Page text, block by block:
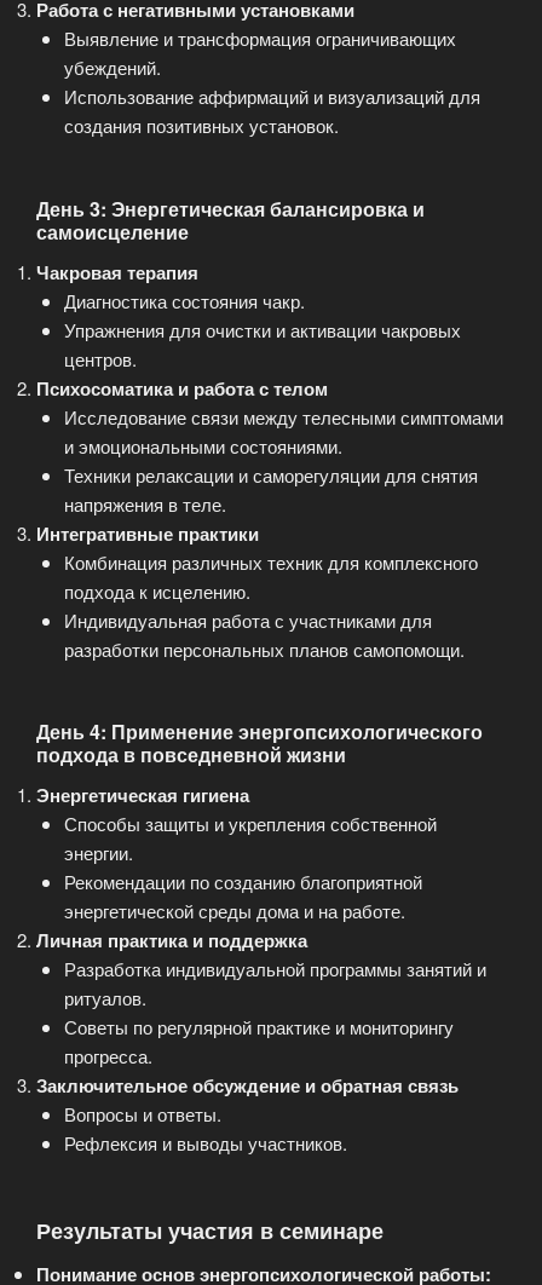
Работа с негативными установками
Выявление и трансформация ограничивающих
убеждений.
Использование аффирмаций и визуализаций для
создания позитивных установок.
День 3: Энергетическая балансировка и
самоисцеление
Чакровая терапия
Диагностика состояния чакр.
Упражнения для очистки и активации чакровых
центров.
Психосоматика и работа с телом
Исследование связи между телесными симптомами
и эмоциональными состояниями.
Техники релаксации и саморегуляции для снятия
напряжения в теле.
Интегративные практики
Комбинация различных техник для комплексного
подхода к исцелению.
Индивидуальная работа с участниками для
разработки персональных планов самопомощи.
День 4: Применение энергопсихологического
подхода в повседневной жизни
Энергетическая гигиена
Способы защиты и укрепления собственной
энергии.
Рекомендации по созданию благоприятной
энергетической среды дома и на работе.
Личная практика и поддержка
Разработка индивидуальной программы занятий и
ритуалов.
Советы по регулярной практике и мониторингу
прогресса.
Заключительное обсуждение и обратная связь
Вопросы и ответы.
Рефлексия и выводы участников.
Результаты участия в семинаре
Понимание основ энергопсихологической работы: